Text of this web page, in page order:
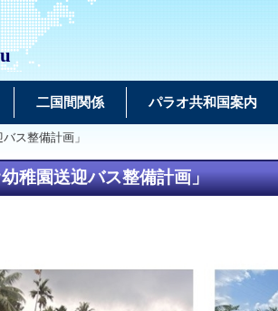
二国間関係 パラオ共和国案内
ス整備計画」
稚園送迎バス整備計画」